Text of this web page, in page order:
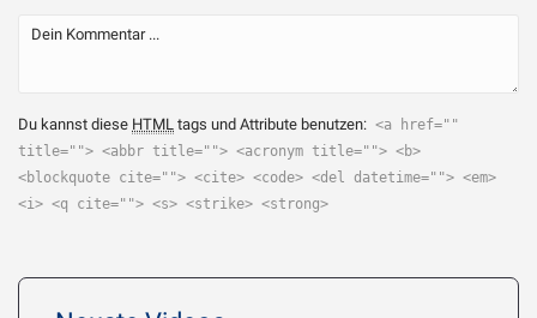
Du kannst diese HTML tags und Attribute benutzen: <a href=""
title=""> <abbr title=""> <acronym title=""> <b>
<blockquote cite=""> <cite> <code> <del datetime=""> <em>
<i> <q cite=""> <s> <strike> <strong>